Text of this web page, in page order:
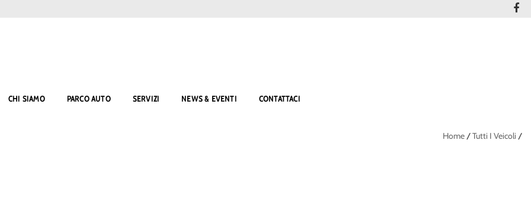
CHI SIAMO PARCO AUTO SERVIZI NEWS & EVENTI CONTATTACI
Home /Tutti I Veicoli /